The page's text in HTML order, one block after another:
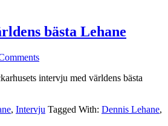
bästa Lehane
intervju med världens bästa
, Intervju Tagged With: Dennis Lehane,